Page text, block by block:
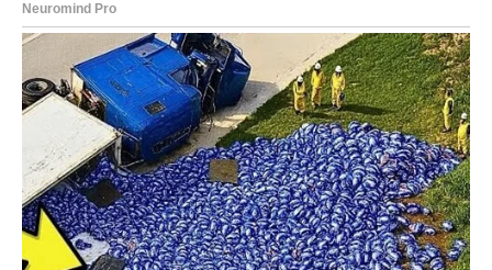
2. Alergije i alergijski rinitis
Osobe koje pate odsezonskih ili hroničnih alergijačesto
proizvode veću količinu pljuvačke. Alergijski rinitis, kao i
pojedine alergije na hranu, mogu izazvati iritaciju sluzokože,
što podstiče pojačano lučenje pljuvačke.